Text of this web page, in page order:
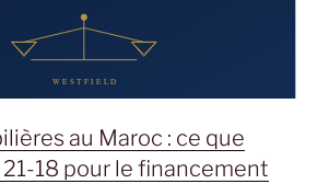
au Maroc : ce que
18 pour le financement